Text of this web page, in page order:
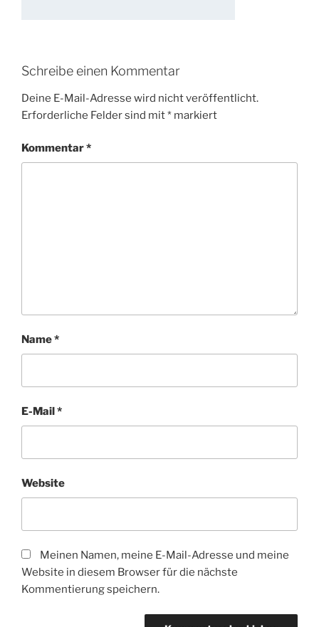
Schreibe einen Kommentar
Deine E-Mail-Adresse wird nicht veröffentlicht.
Erforderliche Felder sind mit* markiert
Kommentar*
Name*
E-Mail*
Website
Meinen Namen, meine E-Mail-Adresse und meine
Website in diesem Browser für die nächste
Kommentierung speichern.